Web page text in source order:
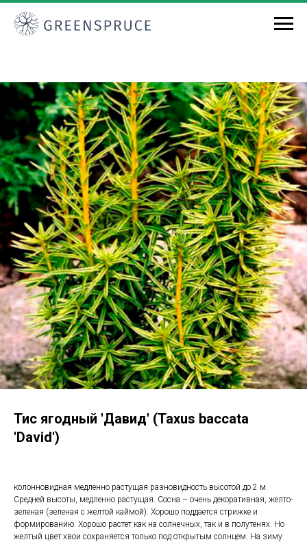
Тис ягодный 'Давид' (Taxus baccata
'David')
колонновидная медленно растущая разновидность высотой до 2 м.
Средней высоты, медленно растущая. Сосна – очень декоративная, желто-
зеленая (зеленая с желтой каймой). Хорошо поддается стрижке и
формированию. Хорошо растет как на солнечных, так и в полутенях. Но
желтый цвет хвои сохраняется только под открытым солнцем. На зиму